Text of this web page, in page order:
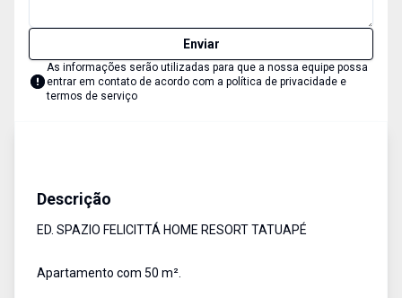
Enviar
As informações serão utilizadas para que a nossa equipe possa
entrar em contato de acordo com a política de privacidade e
termos de serviço
Descrição
ED. SPAZIO FELICITTÁ HOME RESORT TATUAPÉ
Apartamento com 50 m².